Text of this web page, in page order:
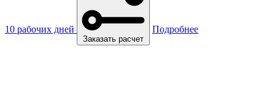
10 рабочих дней
Заказать расчет
Подробнее